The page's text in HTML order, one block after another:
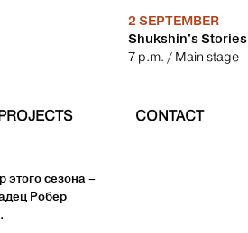
2 SEPTEMBER
Shukshin's Stories
7 p.m. / Main stage
CONTACT
сезона –
Робер